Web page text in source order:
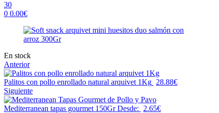
30
0 0.00€
Availability:
En stock
Anterior
Palitos con pollo enrollado natural arquivet 1Kg 28.88€
Siguiente
Mediterranean tapas gourmet 150Gr Desde: 2.65€